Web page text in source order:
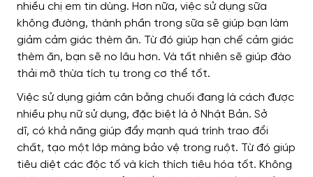
nhiều chị em tin dùng. Hơn nữa, việc sử dụng sữa
không đường, thành phần trong sữa sẽ giúp bạn làm
giảm cảm giác thèm ăn. Từ đó giúp hạn chế cảm giác
thèm ăn, bạn sẽ no lâu hơn. Và tất nhiên sẽ giúp đào
thải mỡ thừa tích tụ trong cơ thể tốt.
Việc sử dụng giảm cân bằng chuối đang là cách được
nhiều phụ nữ sử dụng, đặc biệt là ở Nhật Bản. Sở
dĩ, có khả năng giúp đẩy mạnh quá trình trao đổi
chất, tạo một lớp màng bảo vệ trong ruột. Từ đó giúp
tiêu diệt các độc tố và kích thích tiêu hóa tốt. Không